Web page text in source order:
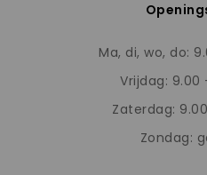
Ma, di, wo, do:
Vrijdag: 9.00
Zaterdag:
Zondag: